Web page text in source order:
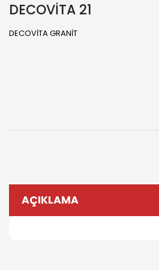
DECOVİTA 21
DECOVİTA GRANİT
AÇIKLAMA